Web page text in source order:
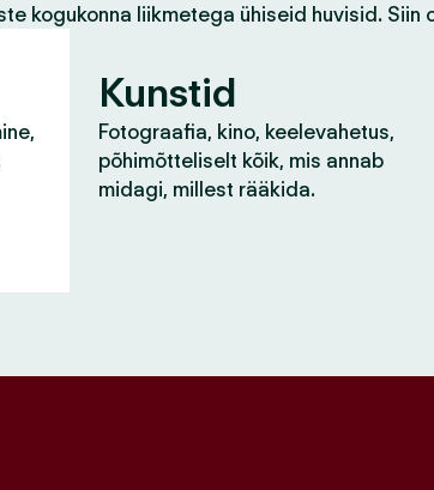
kogukonna liikmetega ühiseid huvisid. Siin
Kunstid
Fotograafia, kino, keelevahetus,
põhimõtteliselt kõik, mis annab
midagi, millest rääkida.